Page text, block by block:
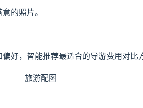
的照片。
好，智能推荐最适合的导游费用对比